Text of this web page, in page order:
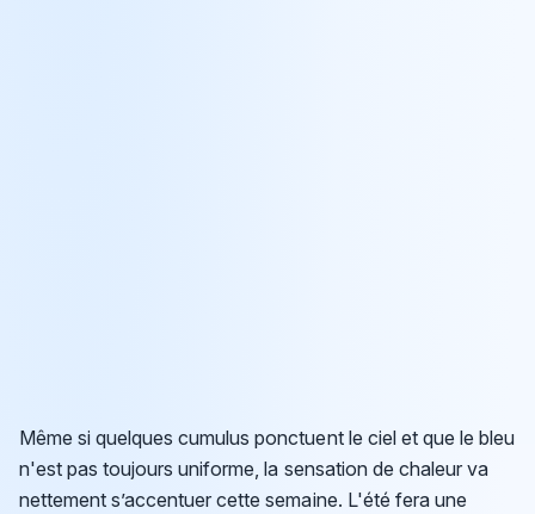
Même si quelques cumulus ponctuent le ciel et que le bleu
n'est pas toujours uniforme, la sensation de chaleur va
nettement s’accentuer cette semaine. L'été fera une